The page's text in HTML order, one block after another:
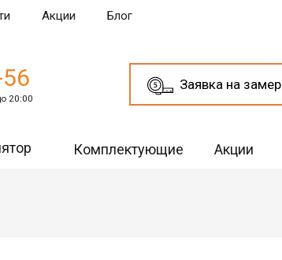
Акции Блог
20:00
Заявка на замер
Комплектующие Акции